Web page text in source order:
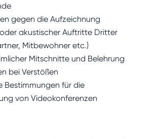
gegen die Aufzeichnung
akustischer Auftritte Dritter
Mitbewohner etc.)
Mitschnitte und Belehrung
bei Verstößen
Bestimmungen für die
von Videokonferenzen